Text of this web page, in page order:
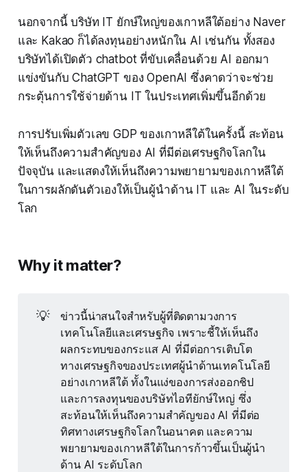
นอกจากนี้ บริษัท IT ยักษ์ใหญ่ของเกาหลีใต้อย่าง Naver
และ Kakao ก็ได้ลงทุนอย่างหนักใน AI เช่นกัน ทั้งสอง
บริษัทได้เปิดตัว chatbot ที่ขับเคลื่อนด้วย AI ออกมา
แข่งขันกับ ChatGPT ของ OpenAI ซึ่งคาดว่าจะช่วย
กระตุ้นการใช้จ่ายด้าน IT ในประเทศเพิ่มขึ้นอีกด้วย
การปรับเพิ่มตัวเลข GDP ของเกาหลีใต้ในครั้งนี้ สะท้อน
ให้เห็นถึงความสำคัญของ AI ที่มีต่อเศรษฐกิจโลกใน
ปัจจุบัน และแสดงให้เห็นถึงความพยายามของเกาหลีใต้
ในการผลักดันตัวเองให้เป็นผู้นำด้าน IT และ AI ในระดับ
โลก
Why it matter?
💡
ข่าวนี้น่าสนใจสำหรับผู้ที่ติดตามวงการ
เทคโนโลยีและเศรษฐกิจ เพราะชี้ให้เห็นถึง
ผลกระทบของกระแส AI ที่มีต่อการเติบโต
ทางเศรษฐกิจของประเทศผู้นำด้านเทคโนโลยี
อย่างเกาหลีใต้ ทั้งในแง่ของการส่งออกชิป
และการลงทุนของบริษัทไอทียักษ์ใหญ่ ซึ่ง
สะท้อนให้เห็นถึงความสำคัญของ AI ที่มีต่อ
ทิศทางเศรษฐกิจโลกในอนาคต และความ
พยายามของเกาหลีใต้ในการก้าวขึ้นเป็นผู้นำ
ด้าน AI ระดับโลก